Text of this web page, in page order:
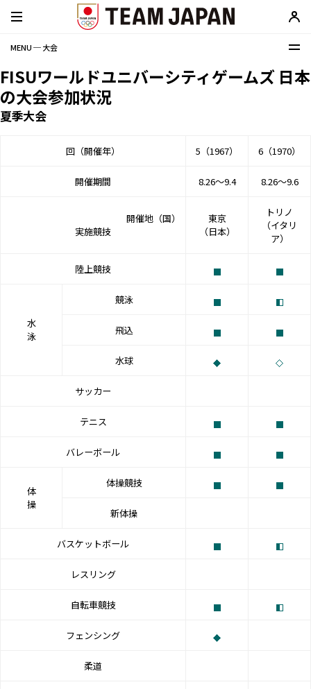
MENU ─ 大会
FISUワールドユニバーシティゲームズ 日本
の大会参加状況
夏季大会
回（開催年） 5（1967） 6（1970）
開催期間 8.26〜9.4 8.26〜9.6
開催地（国）
実施競技
東京
（日本）
トリノ
（イタリ
ア）
陸上競技
水
泳
競泳
飛込
水球
サッカー
テニス
バレーボール
体
操
体操競技
新体操
バスケットボール
レスリング
自転車競技
フェンシング
柔道